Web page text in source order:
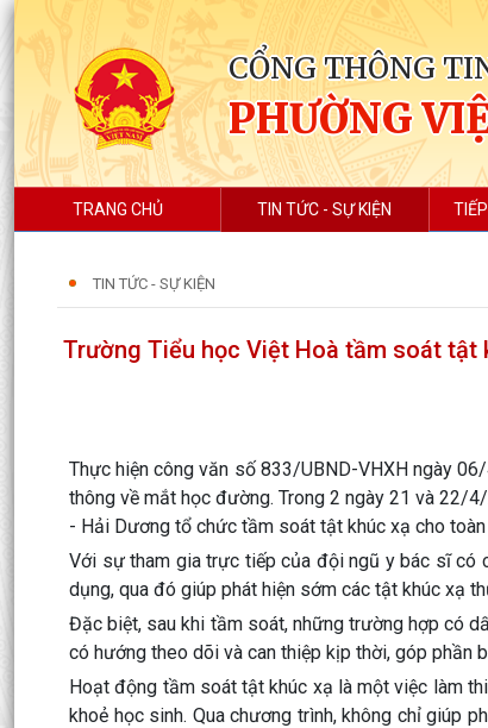
CỔNG THÔNG
PHƯỜNG
TRANG CHỦ TIN TỨC - SỰ KIỆN
TIN TỨC - SỰ KIỆN
Trường Tiểu học Việt Hoà tầm soát tật
Thực hiện công văn số 833/UBND-VHXH ngày
thông về mắt học đường. Trong 2 ngày 21 và 22/
- Hải Dương tổ chức tầm soát tật khúc xạ cho
Với sự tham gia trực tiếp của đội ngũ y bác sĩ có
dụng, qua đó giúp phát hiện sớm các tật khúc xạ
Đặc biệt, sau khi tầm soát, những trường hợp có
có hướng theo dõi và can thiệp kịp thời, góp phần
Hoạt động tầm soát tật khúc xạ là một việc làm
khoẻ học sinh. Qua chương trình, không chỉ giúp